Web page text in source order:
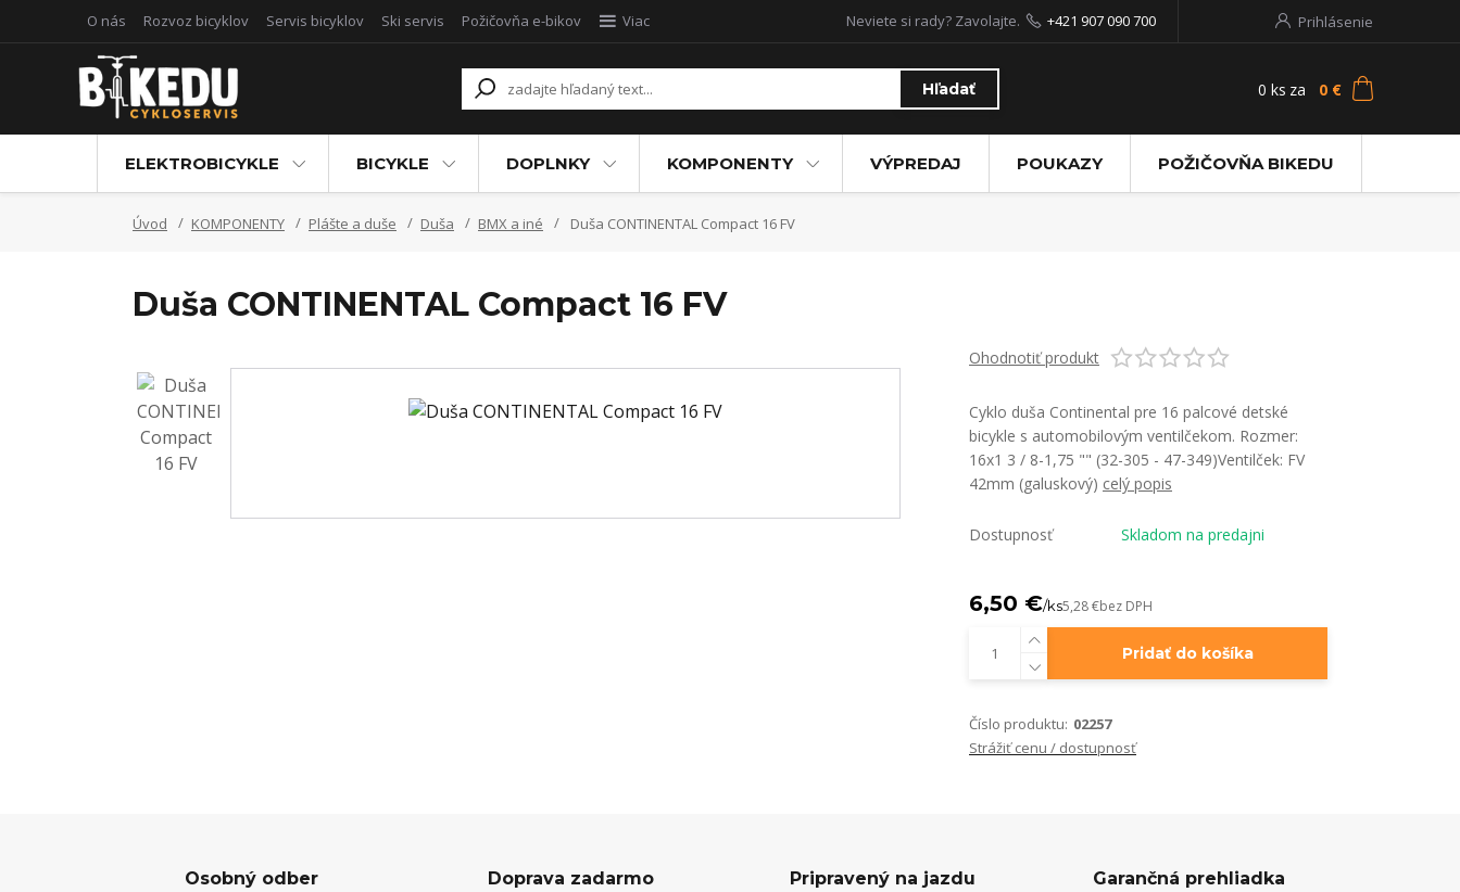
O nás Rozvoz bicyklov Servis bicyklov Ski servis Požičovňa e-bikov Viac Prihlásenie
Hľadať
Neviete si rady? Zavolajte. +421 907 090 700
0 ks za 0 €
ELEKTROBICYKLE BICYKLE DOPLNKY KOMPONENTY VÝPREDAJ POUKAZY POŽIČOVŇA BIKEDU
Úvod KOMPONENTY Plášte a duše Duša BMX a iné Duša CONTINENTAL Compact 16 FV
Duša CONTINENTAL Compact 16 FV
Ohodnotiť produkt
Cyklo duša Continental pre 16 palcové detské
bicykle s automobilovým ventilčekom. Rozmer:
16x1 3 / 8-1,75 "" (32-305 - 47-349)Ventilček: FV
42mm (galuskový) celý popis
Dostupnosť Skladom na predajni
6,50 €/ks5,28 €bez DPH
Pridať do košíka
Číslo produktu: 02257
Strážiť cenu / dostupnosť
Osobný odber
Doprava zadarmo
Pripravený na jazdu
Garančná prehliadka